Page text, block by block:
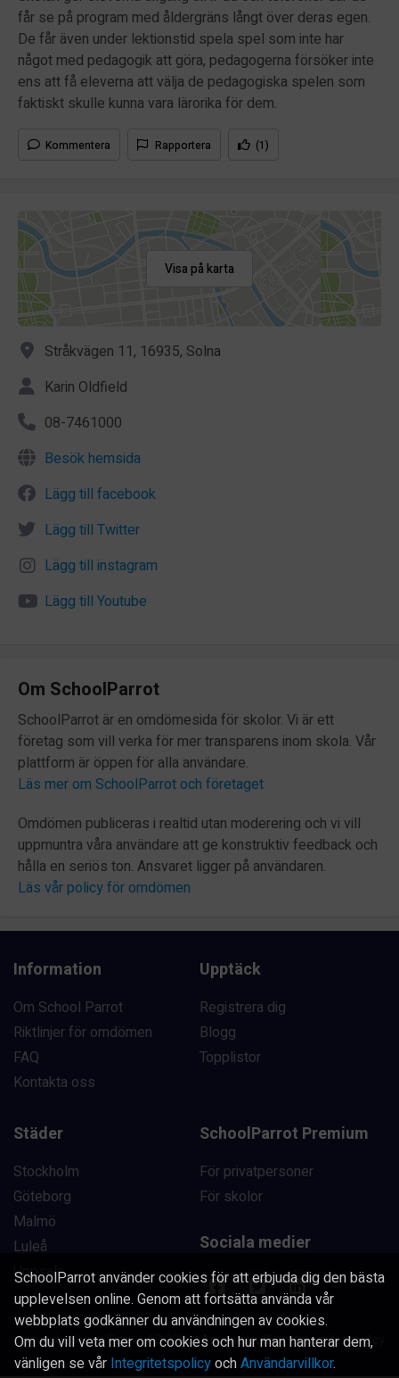
får se på program med åldergräns långt över deras egen.
De får även under lektionstid spela spel som inte har
något med pedagogik att göra, pedagogerna försöker inte
ens att få eleverna att välja de pedagogiska spelen som
faktiskt skulle kunna vara lärorika för dem.
Kommentera Rapportera (1)
Visa på karta
Stråkvägen 11, 16935, Solna
Karin Oldfield
08-7461000
Besök hemsida
Lägg till facebook
Lägg till Twitter
Lägg till instagram
Lägg till Youtube
Om SchoolParrot
SchoolParrot är en omdömesida för skolor. Vi är ett
företag som vill verka för mer transparens inom skola. Vår
plattform är öppen för alla användare.
Läs mer om SchoolParrot och företaget
Omdömen publiceras i realtid utan moderering och vi vill
uppmuntra våra användare att ge konstruktiv feedback och
hålla en seriös ton. Ansvaret ligger på användaren.
Läs vår policy för omdömen
Information
Om School Parrot
Riktlinjer för omdömen
FAQ
Kontakta oss
Upptäck
Registrera dig
Blogg
Topplistor
Städer
Stockholm
Göteborg
Malmö
Luleå
Uppsala
SchoolParrot Premium
För privatpersoner
För skolor
Sociala medier
Copyright SchoolParrot AB 2023|Användarvillkor|Integritetspolicy
SchoolParrot använder cookies för att erbjuda dig den bästa
upplevelsen online. Genom att fortsätta använda vår
webbplats godkänner du användningen av cookies.
Om du vill veta mer om cookies och hur man hanterar dem,
vänligen se vår IntegritetspolicyochAnvändarvillkor.